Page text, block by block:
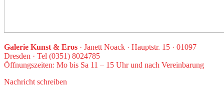
Galerie Kunst & Eros · Janett Noack · Hauptstr. 15 · 01097
Dresden · Tel (0351) 8024785
Öffnungszeiten: Mo bis Sa 11 – 15 Uhr und nach Vereinbarung
Nachricht schreiben